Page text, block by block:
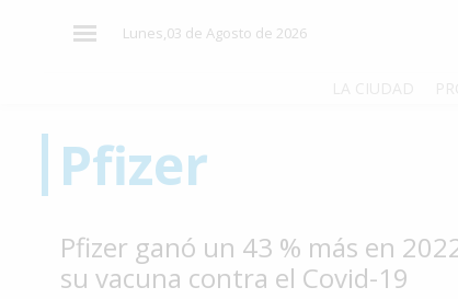
Lunes,03 de Agosto de 2026
País
Mundo
Pfizer
Pfizer ganó un 43 % más en
su vacuna contra el Covid-19